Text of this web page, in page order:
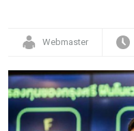
Webmaster